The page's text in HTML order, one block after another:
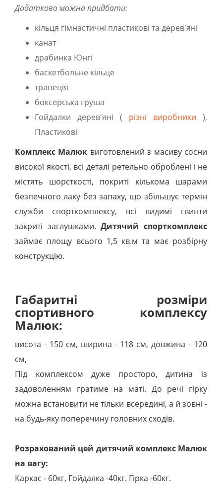
Додатково можна придбати:
кільця гімнастичні пластикові та дерев'яні
канат
драбинка Юнгі
баскетбольне кільце
трапеція
боксерська груша
Гойдалки дерев'яні ( різні виробники ),
Пластикові
Комплекс Малюк виготовлений з масиву сосни
високої якості, всі деталі ретельно оброблені і не
містять шорсткості, покриті кількома шарами
безпечного лаку без запаху, що збільшує термін
служби спорткомплексу, всі видимі гвинти
закриті заглушками.Дитячий спорткомплекс
займає площу всього 1,5 кв.м та має розбірну
конструкцію.
Габаритні розміри
спортивного комплексу
Малюк:
висота - 150 см, ширина - 118 см, довжина - 120
см,
Під комплексом дуже просторо, дитина із
задоволенням гратиме на маті. До речі гірку
можна встановити не тільки всередині, а й зовні -
на будь-яку поперечину головних сходів.
Розрахований цей дитячий комплекс Малюк
на вагу:
Каркас - 60кг, Гойдалка -40кг. Гірка -60кг.